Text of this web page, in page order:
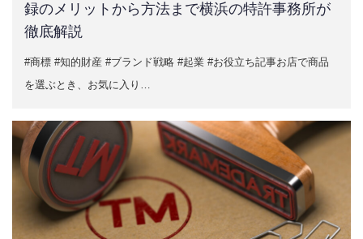
録のメリットから方法まで横浜の特許事務所が
徹底解説
#商標 #知的財産 #ブランド戦略 #起業 #お役立ち記事お店で商品
を選ぶとき、お気に入り…